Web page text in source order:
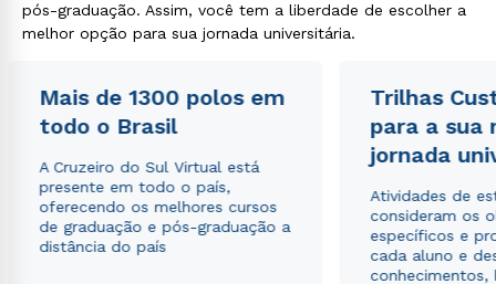
pós-graduação. Assim, você tem a liberdade de escolher a
melhor opção para sua jornada universitária.
Mais de 1300 polos em
todo o Brasil
A Cruzeiro do Sul Virtual está
presente em todo o país,
oferecendo os melhores cursos
de graduação e pós-graduação a
distância do país
Trilhas
para a sua
jornada
Atividades de
consideram os
específicos e
cada aluno e
conhecimentos,
Estou de acordo com a
autorizo que meus dados sejam utilizados para o